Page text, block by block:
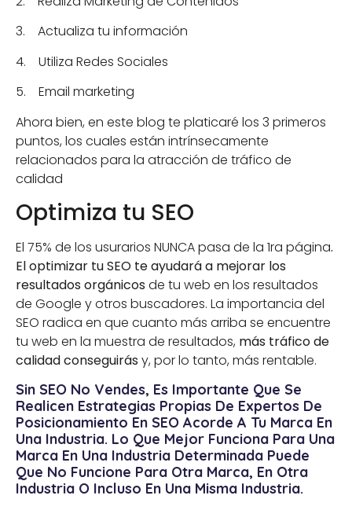
3. Actualiza tu información
4. Utiliza Redes Sociales
5. Email marketing
Ahora bien, en este blog te platicaré los 3 primeros
puntos, los cuales están intrínsecamente
relacionados para la atracción de tráfico de
calidad
Optimiza tu SEO
El 75% de los usurarios NUNCA pasa de la 1ra página.
El optimizar tu SEO te ayudará a mejorar los
resultados orgánicos de tu web en los resultados
de Google y otros buscadores. La importancia del
SEO radica en que cuanto más arriba se encuentre
tu web en la muestra de resultados, más tráfico de
calidad conseguirás y, por lo tanto, más rentable.
Sin SEO No Vendes, Es Importante Que Se
Realicen Estrategias Propias De Expertos De
Posicionamiento En SEO Acorde A Tu Marca En
Una Industria. Lo Que Mejor Funciona Para Una
Marca En Una Industria Determinada Puede
Que No Funcione Para Otra Marca, En Otra
Industria O Incluso En Una Misma Industria.